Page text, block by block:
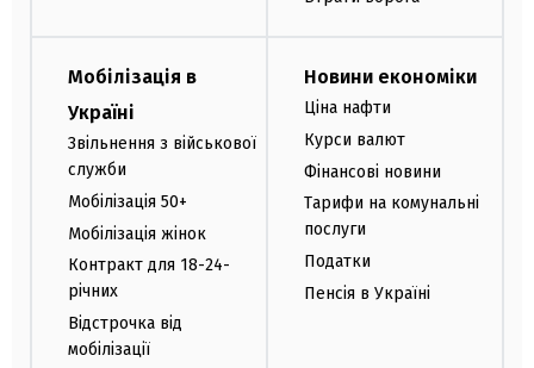
Мобілізація в
Україні
Звільнення з військової
служби
Мобілізація 50+
Мобілізація жінок
Контракт для 18-24-
річних
Відстрочка від
мобілізації
Новини економіки
Ціна нафти
Курси валют
Фінансові новини
Тарифи на комунальні
послуги
Податки
Пенсія в Україні